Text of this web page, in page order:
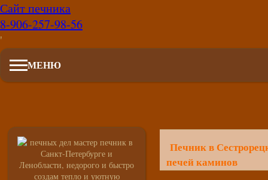
Сайт печника
8-906-257-98-56
'
МЕНЮ
Печник в
печей каминов